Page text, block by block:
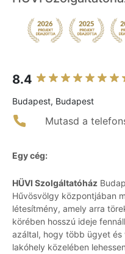
8.4
Budapest, Budapest
Mutasd a
Egy cég:
HÜVI Szolgáltatóház
Hűvösvölgy központjában
létesítmény, amely arra
körében hosszú ideje
azáltal, hogy több ügyet és
lakóhely közelében